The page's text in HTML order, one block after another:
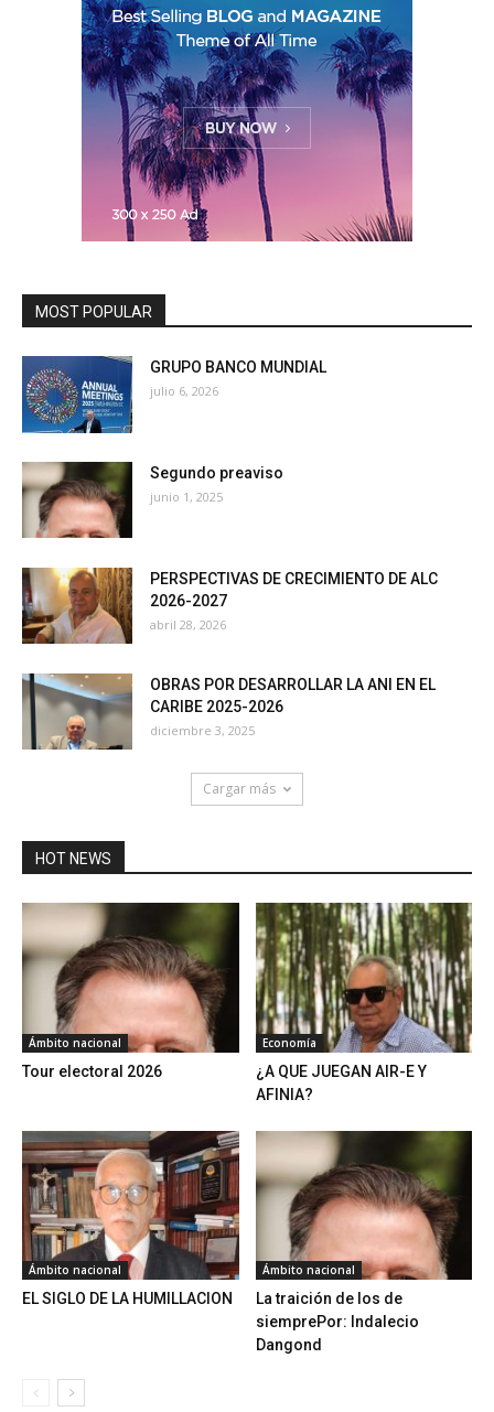
MOST POPULAR
GRUPO BANCO MUNDIAL
julio 6, 2026
Segundo preaviso
junio 1, 2025
PERSPECTIVAS DE CRECIMIENTO DE ALC
2026-2027
abril 28, 2026
OBRAS POR DESARROLLAR LA ANI EN EL
CARIBE 2025-2026
diciembre 3, 2025
Cargar más
HOT NEWS
Ámbito nacional
Tour electoral 2026
Economía
¿A QUE JUEGAN AIR-E Y
AFINIA?
Ámbito nacional
EL SIGLO DE LA HUMILLACION
Ámbito nacional
La traición de los de
siemprePor: Indalecio
Dangond